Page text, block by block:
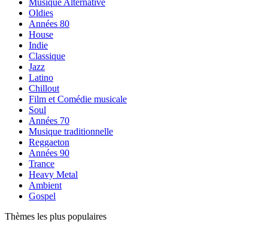
Musique Alternative
Oldies
Années 80
House
Indie
Classique
Jazz
Latino
Chillout
Film et Comédie musicale
Soul
Années 70
Musique traditionnelle
Reggaeton
Années 90
Trance
Heavy Metal
Ambient
Gospel
Thèmes les plus populaires